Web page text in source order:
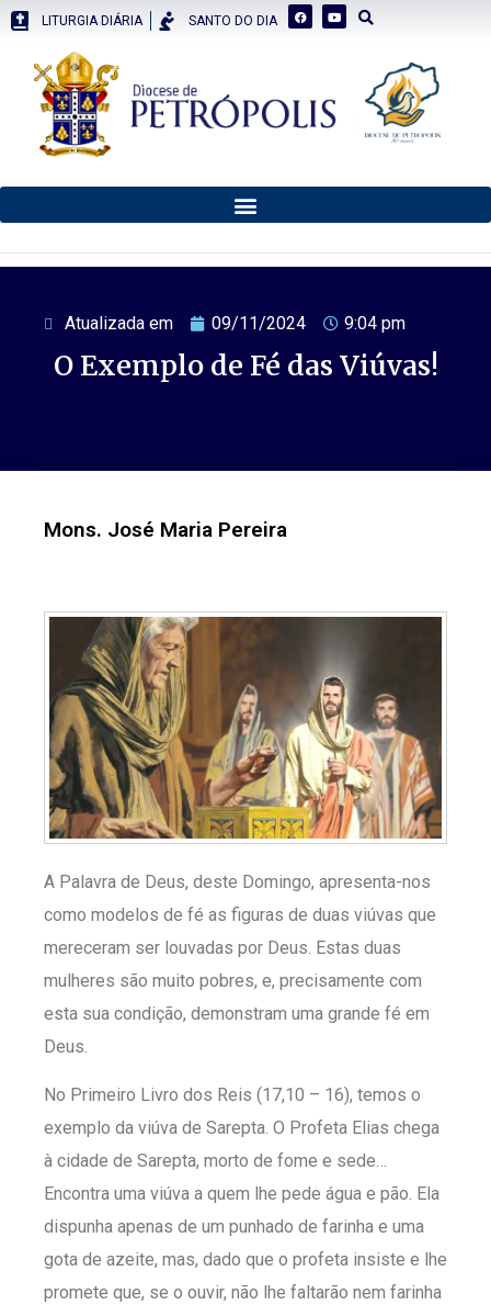
LITURGIA DIÁRIA SANTO DO DIA
Atualizada em 09/11/2024 9:04 pm
O Exemplo de Fé das Viúvas!
Mons. José Maria Pereira
A Palavra de Deus, deste Domingo, apresenta-nos
como modelos de fé as figuras de duas viúvas que
mereceram ser louvadas por Deus. Estas duas
mulheres são muito pobres, e, precisamente com
esta sua condição, demonstram uma grande fé em
Deus.
No Primeiro Livro dos Reis (17,10 – 16), temos o
exemplo da viúva de Sarepta. O Profeta Elias chega
à cidade de Sarepta, morto de fome e sede…
Encontra uma viúva a quem lhe pede água e pão. Ela
dispunha apenas de um punhado de farinha e uma
gota de azeite, mas, dado que o profeta insiste e lhe
promete que, se o ouvir, não lhe faltarão nem farinha